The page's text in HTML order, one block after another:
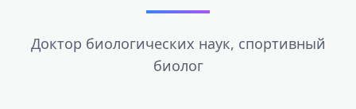
Доктор биологических наук, спортивный
биолог